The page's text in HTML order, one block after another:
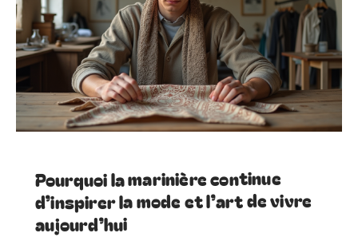
Pourquoi la marinière continue
d’inspirer la mode et l’art de vivre
aujourd’hui